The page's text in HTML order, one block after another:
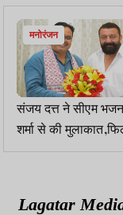
मनोरंजन
संजय दत्त ने सीएम
शर्मा से की
सिटी और नई पॉलिसी
Lagatar